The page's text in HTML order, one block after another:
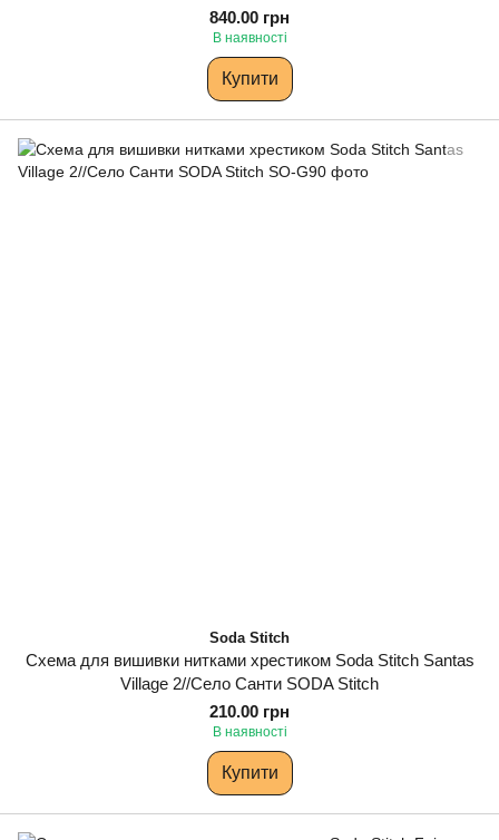
840.00 грн
В наявності
Купити
Soda Stitch
Схема для вишивки нитками хрестиком Soda Stitch Santas
Village 2//Село Санти SODA Stitch
210.00 грн
В наявності
Купити